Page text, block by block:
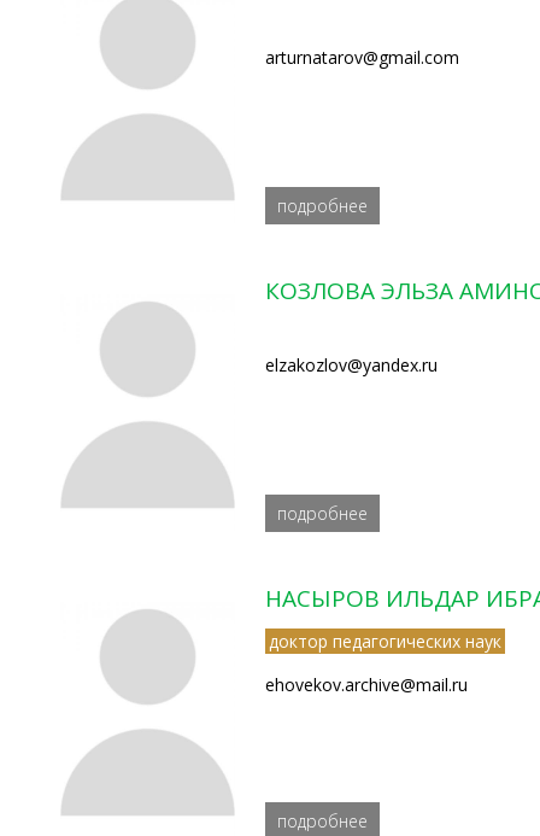
arturnatarov@gmail.com
подробнее
КОЗЛОВА ЭЛЬЗА
elzakozlov@yandex.ru
подробнее
НАСЫРОВ ИЛЬДАР
доктор педагогических наук
ehovekov.archive@mail.ru
подробнее